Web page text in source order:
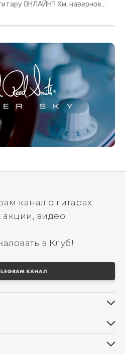
ОНЛАЙН? Хм, наверное
Случись что -
канал о гитарах.
акции, видео
в Клуб!
КАНАЛ